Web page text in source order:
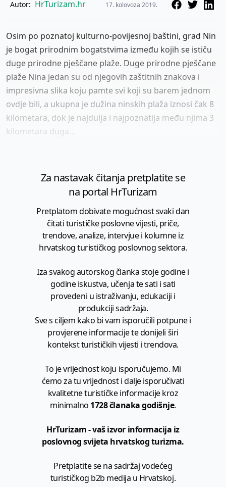
Autor: HrTurizam.hr 17. kolovoza 2019.
Osim po poznatoj kulturno-povijesnoj baštini, grad Nin
je bogat prirodnim bogatstvima između kojih se ističu
duge prirodne pješčane plaže. Duge prirodne pješčane
plaže Nina jedan su od njegovih zaštitnih znakova i
impresivna slika koju pamte svi koji su barem jednom
ovdje bili, a ukupna je dužina ninskih plaža iznosi čak 8
kilometara, dok je najdulja i najpoznatija među njima 3
kilometara duga...
Za nastavak čitanja pretplatite se
na portal HrTurizam
Pretplatom dobivate mogućnost svaki dan
čitati turističke poslovne vijesti, priče,
trendove, analize, intervjue i kolumne iz
hrvatskog turističkog poslovnog sektora.
Iza svakog autorskog članka stoje godine i
godine iskustva, učenja te sati i sati
provedeni u istraživanju, edukaciji i
produkciji sadržaja.
Sve s ciljem kako bi vam isporučili potpune i
provjerene informacije te donijeli širi
kontekst turističkih vijesti i trendova.
To je vrijednost koju isporučujemo. Mi
ćemo za tu vrijednost i dalje isporučivati
kvalitetne turističke informacije kroz
minimalno 1728 članaka godišnje.
HrTurizam - vaš izvor informacija iz
poslovnog svijeta hrvatskog turizma.
Pretplatite se na sadržaj vodećeg
turističkog b2b medija u Hrvatskoj.